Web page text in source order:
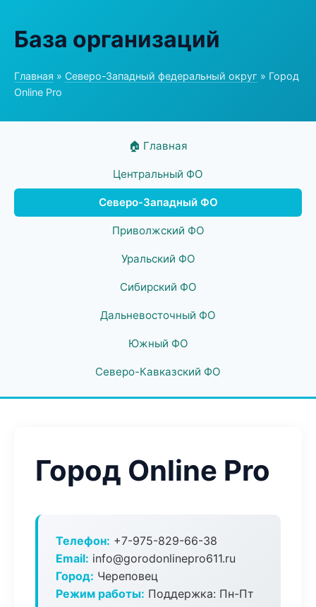
База организаций
Главная » Северо-Западный федеральный округ » Город
Online Pro
🏠 Главная
Центральный ФО
Северо-Западный ФО
Приволжский ФО
Уральский ФО
Сибирский ФО
Дальневосточный ФО
Южный ФО
Северо-Кавказский ФО
Город Online Pro
Телефон: +7-975-829-66-38
Email: info@gorodonlinepro611.ru
Город: Череповец
Режим работы: Поддержка: Пн-Пт